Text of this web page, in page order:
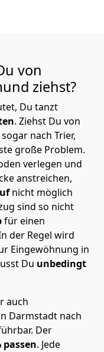
von
ziehst?
Du tanzt
. Ziehst Du von
nach Trier,
große Problem.
verlegen und
anstreichen,
nicht möglich
sind so nicht
für einen
der Regel wird
Eingewöhnung in
Du unbedingt
auch
Darmstadt nach
Der
passen. Jede